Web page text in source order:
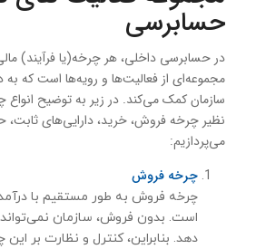
حسابرسی
در حسابرسی داخلی، هر چرخه(یا فرآیند)
مجموعه‌ای از فعالیت‌ها و رویه‌ها است که
سازمان کمک می‌کند. در زیر به توضیح
نظیر چرخه فروش، خرید، دارایی‌های
می‌پردازیم:
چرخه فروش
چرخه فروش به طور مستقیم با
است. بدون فروش، سازمان نمی‌تواند
دهد. بنابراین، کنترل و نظارت بر این